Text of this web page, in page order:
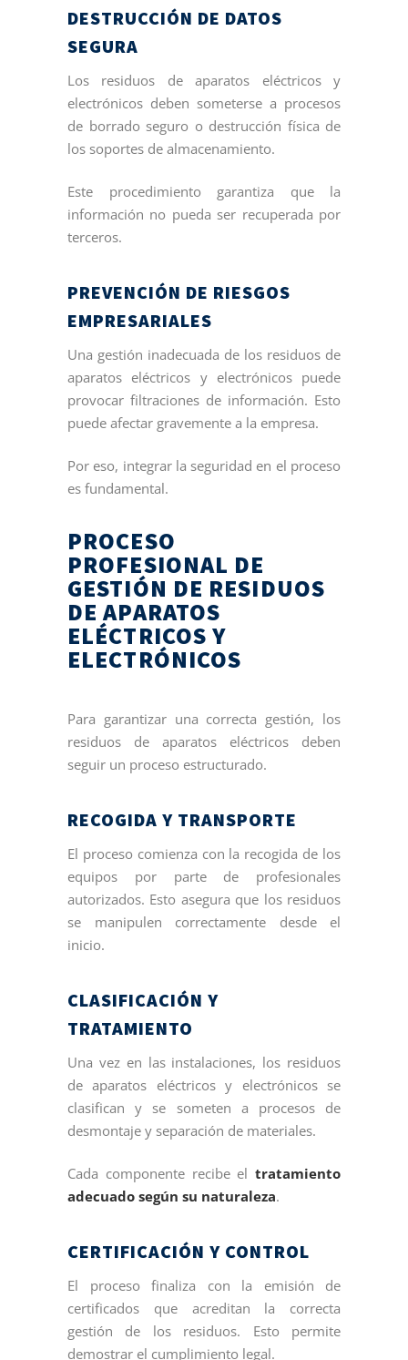
DESTRUCCIÓN DE DATOS
SEGURA
Los residuos de aparatos eléctricos y
electrónicos deben someterse a procesos
de borrado seguro o destrucción física de
los soportes de almacenamiento.
Este procedimiento garantiza que la
información no pueda ser recuperada por
terceros.
PREVENCIÓN DE RIESGOS
EMPRESARIALES
Una gestión inadecuada de los residuos de
aparatos eléctricos y electrónicos puede
provocar filtraciones de información. Esto
puede afectar gravemente a la empresa.
Por eso, integrar la seguridad en el proceso
es fundamental.
PROCESO
PROFESIONAL DE
GESTIÓN DE RESIDUOS
DE APARATOS
ELÉCTRICOS Y
ELECTRÓNICOS
Para garantizar una correcta gestión, los
residuos de aparatos eléctricos deben
seguir un proceso estructurado.
RECOGIDA Y TRANSPORTE
El proceso comienza con la recogida de los
equipos por parte de profesionales
autorizados. Esto asegura que los residuos
se manipulen correctamente desde el
inicio.
CLASIFICACIÓN Y
TRATAMIENTO
Una vez en las instalaciones, los residuos
de aparatos eléctricos y electrónicos se
clasifican y se someten a procesos de
desmontaje y separación de materiales.
Cada componente recibe el tratamiento
adecuado según su naturaleza.
CERTIFICACIÓN Y CONTROL
El proceso finaliza con la emisión de
certificados que acreditan la correcta
gestión de los residuos. Esto permite
demostrar el cumplimiento legal.